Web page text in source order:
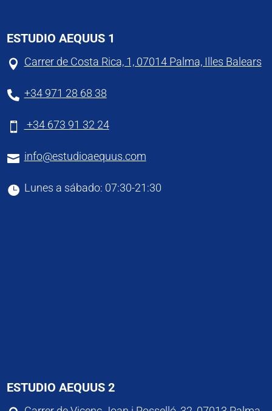
ESTUDIO AEQUUS 1
 Carrer de Costa Rica, 1, 07014 Palma, Illes Balears
 +34 971 28 68 38
 +34 673 91 32 24
 info@estudioaequus.com
 Lunes a sábado: 07:30-21:30
ESTUDIO AEQUUS 2